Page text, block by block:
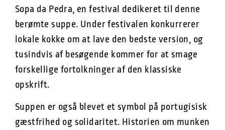
Sopa da Pedra, en festival dedikeret til denne
berømte suppe. Under festivalen konkurrerer
lokale kokke om at lave den bedste version, og
tusindvis af besøgende kommer for at smage
forskellige fortolkninger af den klassiske
opskrift.
Suppen er også blevet et symbol på portugisisk
gæstfrihed og solidaritet. Historien om munken